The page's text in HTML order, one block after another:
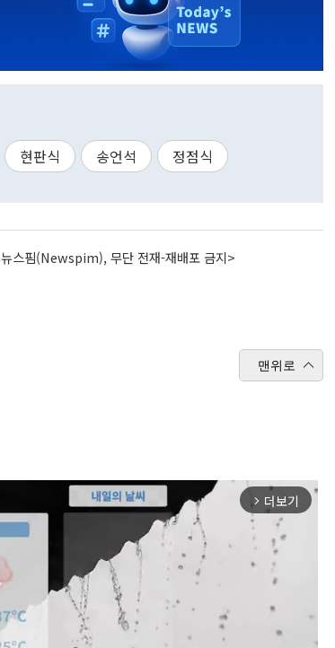
현판식 송언석 정점식
스핌(Newspim), 무단 전재-재배포 금지>
맨위로
arrow_forward_ios 더보기